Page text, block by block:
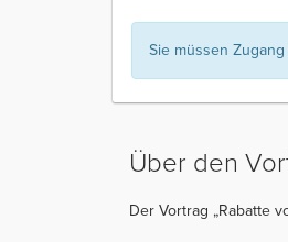
Sie müssen
Über den
Der Vortrag „Rabatte